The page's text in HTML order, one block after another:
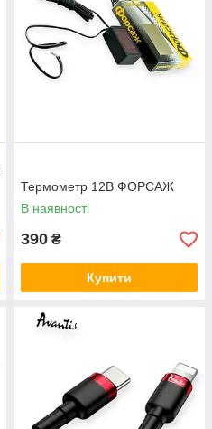
Термометр 12В ФОРСАЖ
В наявності
390 ₴
Купити